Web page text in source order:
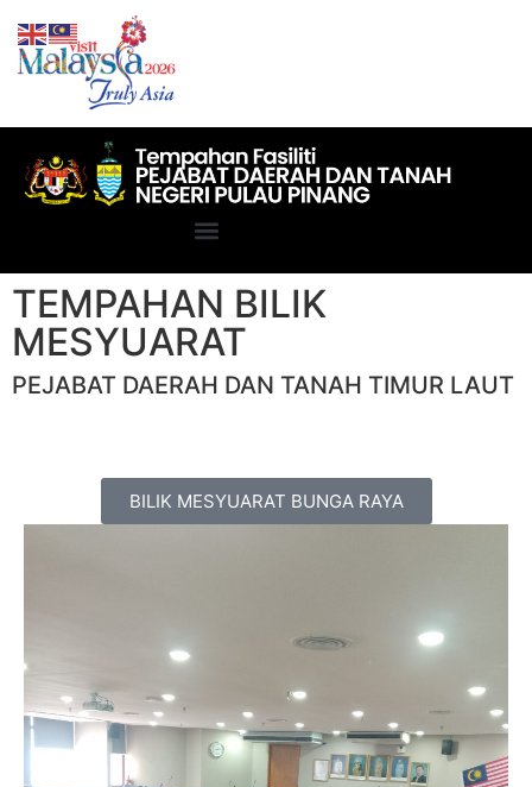
TEMPAHAN BILIK
MESYUARAT
PEJABAT DAERAH DAN TANAH TIMUR LAUT
BILIK MESYUARAT BUNGA RAYA